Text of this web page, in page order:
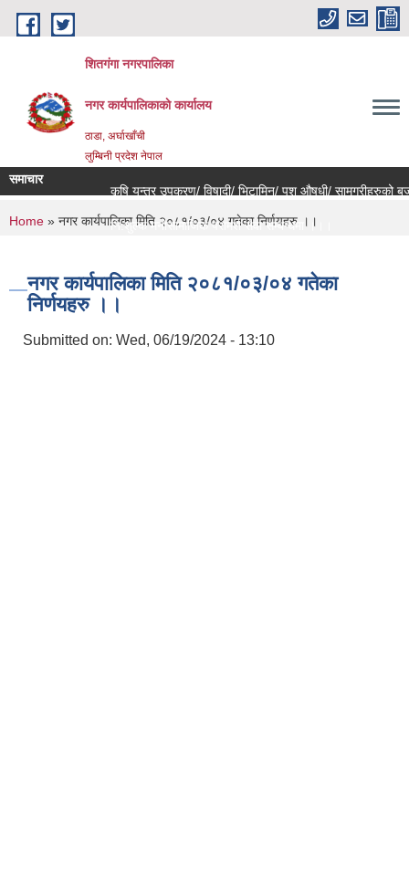
Skip to main content
शितगंगा नगरपालिका
नगर कार्यपालिकाकाे कार्यालय
ठाडा, अर्घाखाँची
लुम्बिनी प्रदेश नेपाल
समाचार
कृषि यन्त्र उपकरण/ विषादी/ भिटामिन/ पशु औषधी/ सामग्रीहरुको
नि:शुल्क मनोसामाजिक परामर्श सेवा सम्बन्धमा ।।।
You are here
Home » नगर कार्यपालिका मिति २०८१/०३/०४ गतेका निर्णयहरु ।।
नगर कार्यपालिका मिति २०८१/०३/०४ गतेका
निर्णयहरु ।।
Submitted on: Wed, 06/19/2024 - 13:10